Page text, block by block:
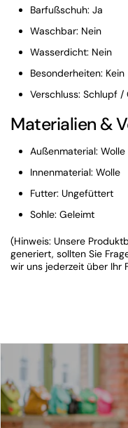
Barfußschuh: Ja
Waschbar: Nein
Wasserdicht: Nein
Besonderheiten: Kein
Verschluss: Schlupf /
Materialien &
Außenmaterial: Wolle
Innenmaterial: Wolle
Futter: Ungefüttert
Sohle: Geleimt
(Hinweis: Unsere
generiert, sollten Sie
wir uns jederzeit über Ihr